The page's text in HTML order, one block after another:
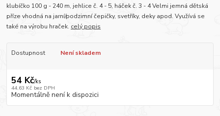
klubíčko 100 g - 240 m, jehlice č. 4 - 5, háček č. 3 - 4 Velmi jemná dětská
příze vhodná na jarní/podzimní čepičky, svetříky, deky apod. Využívá se
také na výrobu hraček. celý popis
Dostupnost Není skladem
54 Kč/ks
44,63 Kč bez DPH
Momentálně není k dispozici